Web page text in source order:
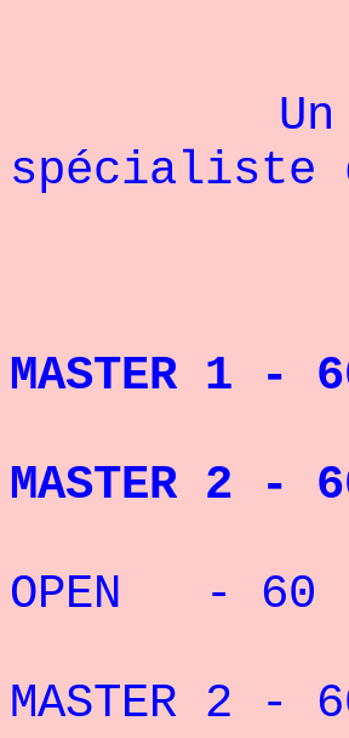
Un très
MASTER 1 -
MASTER 2 -
OPEN - 60
MASTER 2 -